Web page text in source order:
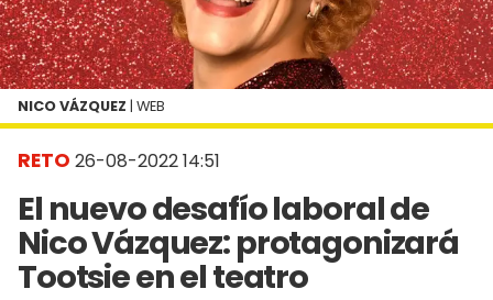
RETO 26-08-2022 14:51
El nuevo desafío laboral de
Nico Vázquez: protagonizará
Tootsie en el teatro
NICO VÁZQUEZ | WEB